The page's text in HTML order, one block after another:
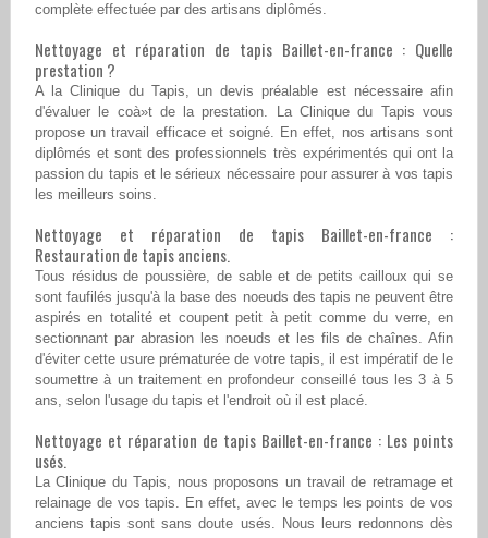
complète effectuée par des artisans diplômés.
Nettoyage et réparation de tapis Baillet-en-france : Quelle
prestation ?
A la Clinique du Tapis, un devis préalable est nécessaire afin
d'évaluer le coà»t de la prestation. La Clinique du Tapis vous
propose un travail efficace et soigné. En effet, nos artisans sont
diplômés et sont des professionnels très expérimentés qui ont la
passion du tapis et le sérieux nécessaire pour assurer à vos tapis
les meilleurs soins.
Nettoyage et réparation de tapis Baillet-en-france :
Restauration de tapis anciens.
Tous résidus de poussière, de sable et de petits cailloux qui se
sont faufilés jusqu'à la base des noeuds des tapis ne peuvent être
aspirés en totalité et coupent petit à petit comme du verre, en
sectionnant par abrasion les noeuds et les fils de chaînes. Afin
d'éviter cette usure prématurée de votre tapis, il est impératif de le
soumettre à un traitement en profondeur conseillé tous les 3 à 5
ans, selon l'usage du tapis et l'endroit où il est placé.
Nettoyage et réparation de tapis Baillet-en-france : Les points
usés.
La Clinique du Tapis, nous proposons un travail de retramage et
relainage de vos tapis. En effet, avec le temps les points de vos
anciens tapis sont sans doute usés. Nous leurs redonnons dès